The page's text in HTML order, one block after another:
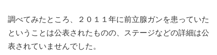
調べてみたところ、２０１１年に前立腺ガンを患っていた
ということは公表されたものの、ステージなどの詳細は公
表されていませんでした。